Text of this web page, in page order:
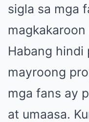
sigla sa mga
magkakaroon
Habang hindi
mayroong
mga fans ay
at umaasa.